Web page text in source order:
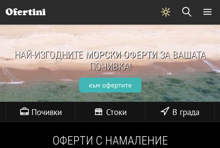
Ofertini
НАЙ-ИЗГОДНИТЕ МОРСКИ ОФЕРТИЗА ВАШАТА
ПОЧИВКА!
към офертите
Почивки Стоки В града
ОФЕРТИ С НАМАЛЕНИЕ